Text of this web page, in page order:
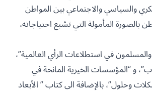
والسياسي والاجتماعي بين المواطن
المأمولة التي تشبع احتياجاته،
في استطلاعات الرأي العالمية”،
و “المؤسسات الخيرية المانحة في
وحلول”، بالإضافة الى كتاب ” الأبعاد